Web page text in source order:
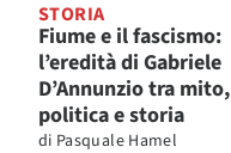
STORIA
Fiume e il fascismo:
l’eredità di Gabriele
D’Annunzio tra mito,
politica e storia
di Pasquale Hamel